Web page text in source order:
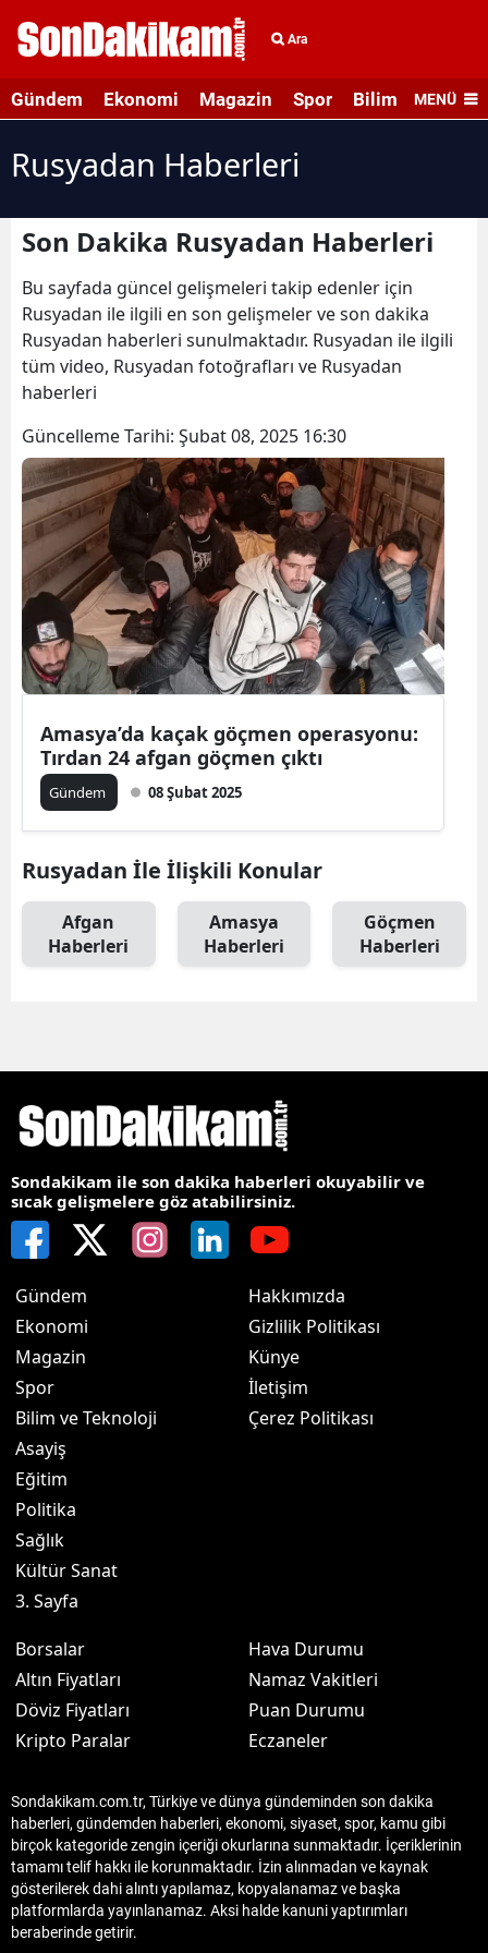
Ara
Gündem Ekonomi Magazin Spor Bilim veMENÜ
Rusyadan Haberleri
Son Dakika Rusyadan Haberleri
Bu sayfada güncel gelişmeleri takip edenler için
Rusyadan ile ilgili en son gelişmeler ve son dakika
Rusyadan haberleri sunulmaktadır. Rusyadan ile ilgili
tüm video, Rusyadan fotoğrafları ve Rusyadan
haberleri
Güncelleme Tarihi: Şubat 08, 2025 16:30
Amasya’da kaçak göçmen operasyonu:
Tırdan 24 afgan göçmen çıktı
Gündem 08 Şubat 2025
Rusyadan İle İlişkili Konular
Afgan
Haberleri
Amasya
Haberleri
Göçmen
Haberleri
Sondakikam ile son dakika haberleri okuyabilir ve
sıcak gelişmelere göz atabilirsiniz.
Gündem
Ekonomi
Magazin
Spor
Bilim ve Teknoloji
Asayiş
Eğitim
Politika
Sağlık
Kültür Sanat
3. Sayfa
Hakkımızda
Gizlilik Politikası
Künye
İletişim
Çerez Politikası
Borsalar
Altın Fiyatları
Döviz Fiyatları
Kripto Paralar
Hava Durumu
Namaz Vakitleri
Puan Durumu
Eczaneler
Sondakikam.com.tr, Türkiye ve dünya gündeminden son dakika
haberleri, gündemden haberleri, ekonomi, siyaset, spor, kamu gibi
birçok kategoride zengin içeriği okurlarına sunmaktadır. İçeriklerinin
tamamı telif hakkı ile korunmaktadır. İzin alınmadan ve kaynak
gösterilerek dahi alıntı yapılamaz, kopyalanamaz ve başka
platformlarda yayınlanamaz. Aksi halde kanuni yaptırımları
beraberinde getirir.